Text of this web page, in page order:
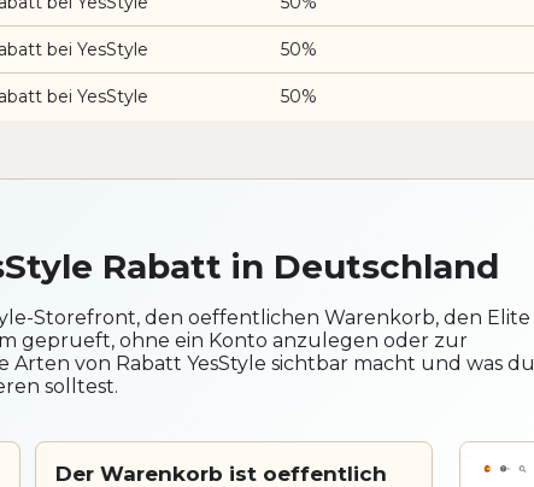
bei YesStyle 50%
bei YesStyle 50%
Rabatt in Deutschland
Storefront, den oeffentlichen Warenkorb, den Elite
geprueft, ohne ein Konto anzulegen oder zur
Arten von Rabatt YesStyle sichtbar macht und was du
solltest.
Der Warenkorb ist oeffentlich